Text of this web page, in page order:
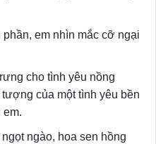
em nhìn mắc cỡ ngại
cho tình yêu nồng
của một tình yêu bền
em.
ngào, hoa sen hồng